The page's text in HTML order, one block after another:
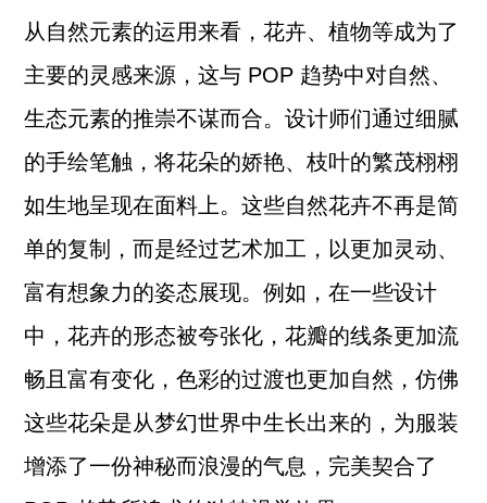
从自然元素的运用来看，花卉、植物等成为了
主要的灵感来源，这与 POP 趋势中对自然、
生态元素的推崇不谋而合。设计师们通过细腻
的手绘笔触，将花朵的娇艳、枝叶的繁茂栩栩
如生地呈现在面料上。这些自然花卉不再是简
单的复制，而是经过艺术加工，以更加灵动、
富有想象力的姿态展现。例如，在一些设计
中，花卉的形态被夸张化，花瓣的线条更加流
畅且富有变化，色彩的过渡也更加自然，仿佛
这些花朵是从梦幻世界中生长出来的，为服装
增添了一份神秘而浪漫的气息，完美契合了